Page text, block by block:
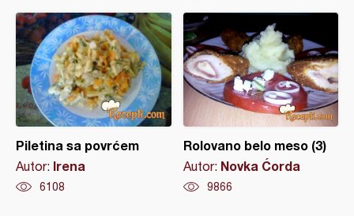
Piletina sa povrćem
Autor: Irena
6108
Rolovano belo meso (3)
Autor: Novka Ćorda
9866